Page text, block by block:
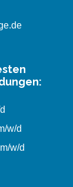
w/d
w/d